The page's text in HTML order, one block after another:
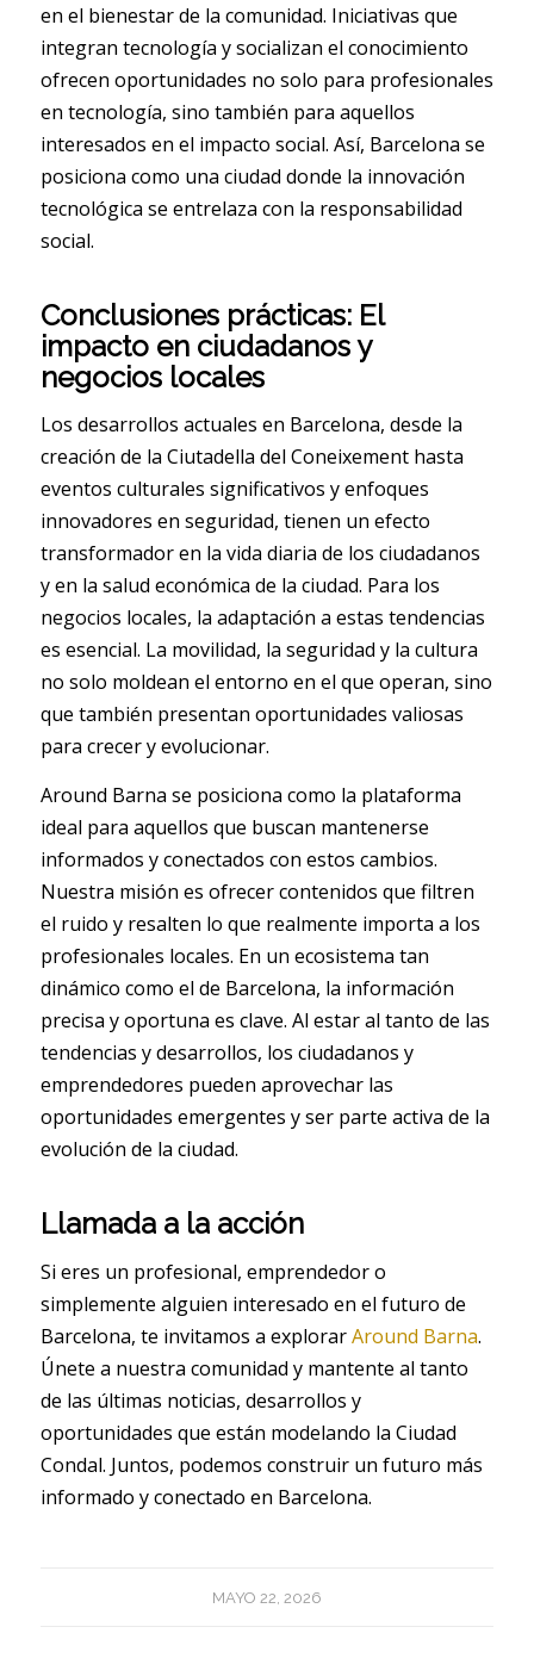
en el bienestar de la comunidad. Iniciativas que
integran tecnología y socializan el conocimiento
ofrecen oportunidades no solo para profesionales
en tecnología, sino también para aquellos
interesados en el impacto social. Así, Barcelona se
posiciona como una ciudad donde la innovación
tecnológica se entrelaza con la responsabilidad
social.
Conclusiones prácticas: El
impacto en ciudadanos y
negocios locales
Los desarrollos actuales en Barcelona, desde la
creación de la Ciutadella del Coneixement hasta
eventos culturales significativos y enfoques
innovadores en seguridad, tienen un efecto
transformador en la vida diaria de los ciudadanos
y en la salud económica de la ciudad. Para los
negocios locales, la adaptación a estas tendencias
es esencial. La movilidad, la seguridad y la cultura
no solo moldean el entorno en el que operan, sino
que también presentan oportunidades valiosas
para crecer y evolucionar.
Around Barna se posiciona como la plataforma
ideal para aquellos que buscan mantenerse
informados y conectados con estos cambios.
Nuestra misión es ofrecer contenidos que filtren
el ruido y resalten lo que realmente importa a los
profesionales locales. En un ecosistema tan
dinámico como el de Barcelona, la información
precisa y oportuna es clave. Al estar al tanto de las
tendencias y desarrollos, los ciudadanos y
emprendedores pueden aprovechar las
oportunidades emergentes y ser parte activa de la
evolución de la ciudad.
Llamada a la acción
Si eres un profesional, emprendedor o
simplemente alguien interesado en el futuro de
Barcelona, te invitamos a explorarAround Barna.
Únete a nuestra comunidad y mantente al tanto
de las últimas noticias, desarrollos y
oportunidades que están modelando la Ciudad
Condal. Juntos, podemos construir un futuro más
informado y conectado en Barcelona.
MAYO 22, 2026